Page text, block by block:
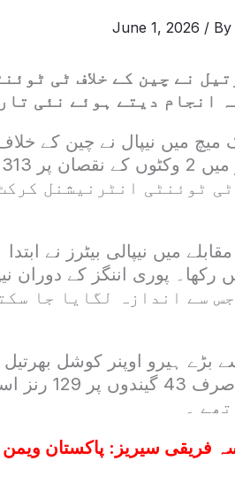
June 1, 2026 / By
نے چین کے خلاف ٹی
انجام دیتے ہوئے نئی
میچ میں نیپال نے چین کے
ٹوئنٹی انٹرنیشنل
میں نیپالی بیٹرز نے ابتدا
رکھا۔ پوری اننگز کے دوران
جس سے اندازہ لگایا
ہیرو اوپنر کوشل بھرتیل
دھواں دار